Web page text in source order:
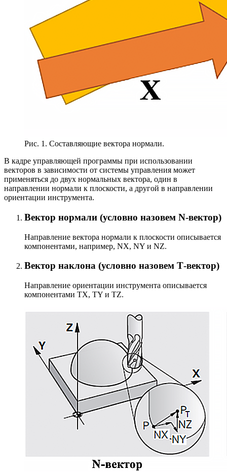
Рис. 1. Составляющие вектора нормали.
В кадре управляющей программы при использовании
векторов в зависимости от системы управления может
применяться до двух нормальных вектора, один в
направлении нормали к плоскости, а другой в направлении
ориентации инструмента.
Вектор нормали (условно назовем N-вектор)
Направление вектора нормали к плоскости описывается
компонентами, например, NX, NY и NZ.
Вектор наклона (условно назовем Т-вектор)
Направление ориентации инструмента описывается
компонентами TX, TY и TZ.